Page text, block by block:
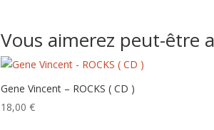
Vous aimerez peut-être
Gene Vincent – ROCKS ( CD )
18,00€